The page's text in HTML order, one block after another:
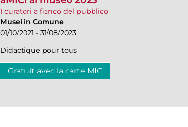
I curatori a fianco del pubblico
Musei in Comune
01/10/2021 - 31/08/2023
Didactique pour tous
Gratuit avec la carte MIC